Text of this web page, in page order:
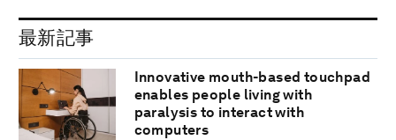
最新記事
Innovative mouth-based touchpad
enables people living with
paralysis to interact with
computers